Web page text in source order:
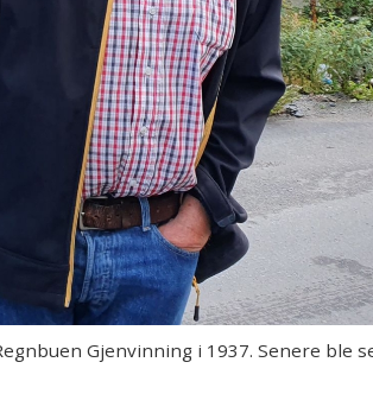
Gjenvinning i 1937. Senere ble